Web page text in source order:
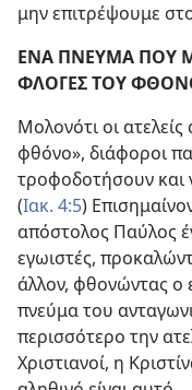
μην επιτρέψουμε
ΕΝΑ ΠΝΕΥΜΑ ΠΟΥ
ΦΛΟΓΕΣ ΤΟΥ
Μολονότι οι
φθόνο», διάφοροι
τροφοδοτήσουν και
(Ιακ. 4:5)
απόστολος Παύλος
εγωιστές,
άλλον, φθονώντας ο
πνεύμα του
περισσότερο την
Χριστιανοί, η